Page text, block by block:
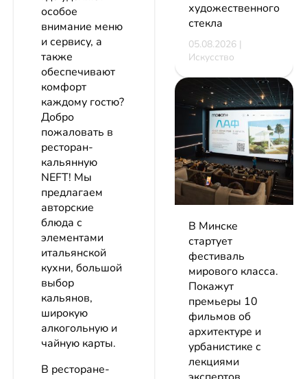
особое
внимание меню
и сервису, а
также
обеспечивают
комфорт
каждому гостю?
Добро
пожаловать в
ресторан-
кальянную
NEFT! Мы
предлагаем
авторские
блюда с
элементами
итальянской
кухни, большой
выбор
кальянов,
широкую
алкогольную и
чайную карты.
В ресторане-
художественного
стекла
05.08.2026 |
Искусство
В Минске
стартует
фестиваль
мирового класса.
Покажут
премьеры 10
фильмов об
архитектуре и
урбанистике с
лекциями